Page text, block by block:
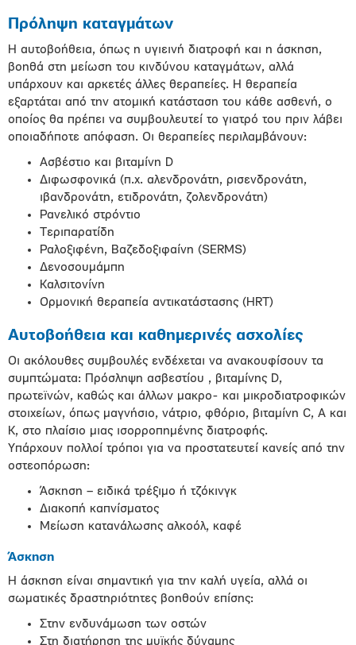
Πρόληψη καταγμάτων
Η αυτοβοήθεια, όπως η υγιεινή διατροφή και η άσκηση,
βοηθά στη μείωση του κινδύνου καταγμάτων, αλλά
υπάρχουν και αρκετές άλλες θεραπείες. Η θεραπεία
εξαρτάται από την ατομική κατάσταση του κάθε ασθενή, ο
οποίος θα πρέπει να συμβουλευτεί το γιατρό του πριν λάβει
οποιαδήποτε απόφαση. Οι θεραπείες περιλαμβάνουν:
Ασβέστιο και βιταμίνη D
Διφωσφονικά (π.χ. αλενδρονάτη, ρισενδρονάτη,
ιβανδρονάτη, ετιδρονάτη, ζολενδρονάτη)
Ρανελικό στρόντιο
Τεριπαρατίδη
Ραλοξιφένη, Βαζεδοξιφαίνη (SERMS)
Δενοσουμάμπη
Καλσιτονίνη
Ορμονική θεραπεία αντικατάστασης (HRT)
Αυτοβοήθεια και καθημερινές ασχολίες
Οι ακόλουθες συμβουλές ενδέχεται να ανακουφίσουν τα
συμπτώματα: Πρόσληψη ασβεστίου , βιταμίνης D,
πρωτεϊνών, καθώς και άλλων μακρο- και μικροδιατροφικών
στοιχείων, όπως μαγνήσιο, νάτριο, φθόριο, βιταμίνη C, A και
Κ, στο πλαίσιο μιας ισορροπημένης διατροφής.
Υπάρχουν πολλοί τρόποι για να προστατευτεί κανείς από την
οστεοπόρωση:
Άσκηση – ειδικά τρέξιμο ή τζόκινγκ
Διακοπή καπνίσματος
Μείωση κατανάλωσης αλκοόλ, καφέ
Άσκηση
Η άσκηση είναι σημαντική για την καλή υγεία, αλλά οι
σωματικές δραστηριότητες βοηθούν επίσης:
Στην ενδυνάμωση των οστών
Στη διατήρηση της μυϊκής δύναμης